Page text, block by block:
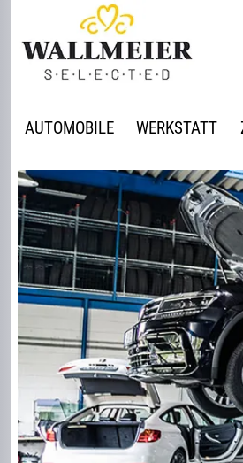
AUTOMOBILE WERKSTATT